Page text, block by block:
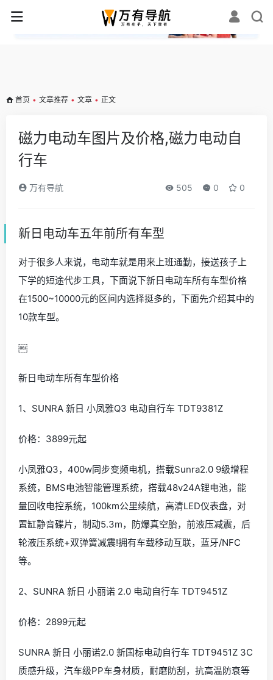
✕
首页 • 文章推荐 • 文章 • 正文
磁力电动车图片及价格,磁力电动自
行车
万有导航 505 0 0
新日电动车五年前所有车型
对于很多人来说，电动车就是用来上班通勤，接送孩子上
下学的短途代步工具，下面说下新日电动车所有车型价格
在1500~10000元的区间内选择挺多的，下面先介绍其中的
10款车型。
￼
新日电动车所有车型价格
1、SUNRA 新日 小凤雅Q3 电动自行车 TDT9381Z
价格：3899元起
小凤雅Q3，400w同步变频电机，搭载Sunra2.0 9级增程
系统，BMS电池智能管理系统，搭载48v24A锂电池，能
量回收电控系统，100km公里续航，高清LED仪表盘，对
置缸静音碟片，制动5.3m，防爆真空胎，前液压减震，后
轮液压系统+双弹簧减震!拥有车载移动互联，蓝牙/NFC
等。
2、SUNRA 新日 小丽诺 2.0 电动自行车 TDT9451Z
价格：2899元起
SUNRA 新日 小丽诺2.0 新国标电动自行车 TDT9451Z 3C
质感升级，汽车级PP车身材质，耐磨防刮，抗高温防衰等